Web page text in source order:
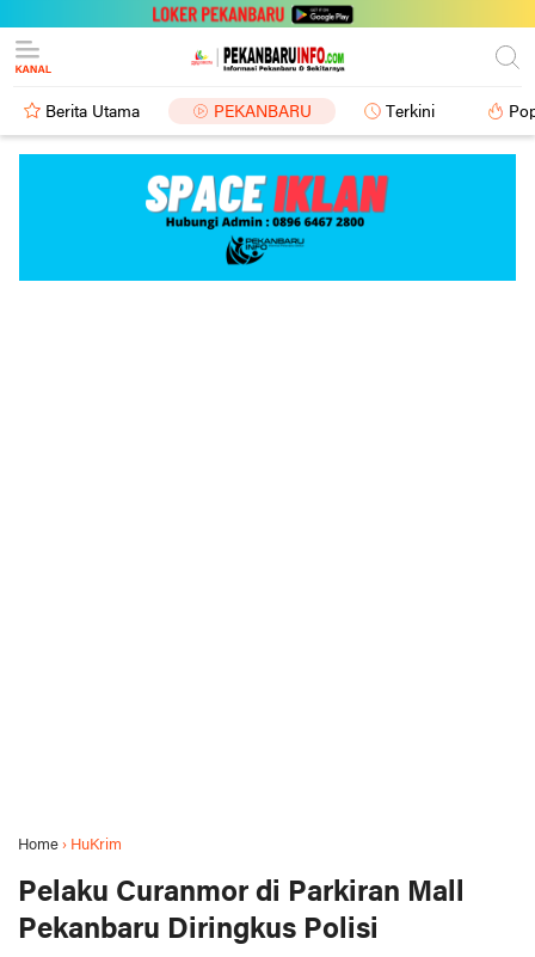
Berita Utama PEKANBARU Terkini
Home › HuKrim
Pelaku Curanmor di Parkiran Mall
Pekanbaru Diringkus Polisi